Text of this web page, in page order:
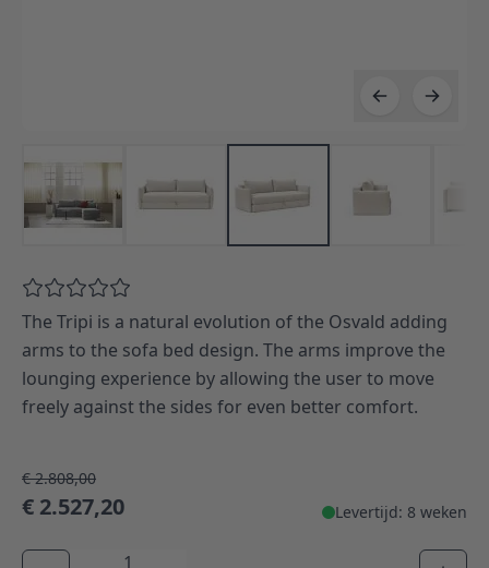
The Tripi is a natural evolution of the Osvald adding
arms to the sofa bed design. The arms improve the
lounging experience by allowing the user to move
freely against the sides for even better comfort.
€ 2.808,00
€ 2.527,20 Levertijd: 8 weken
Aantal